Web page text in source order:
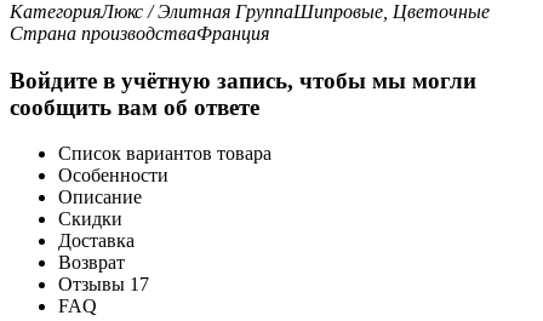
КатегорияЛюкс / Элитная ГруппаШипровые, Цветочные
Страна производстваФранция
Войдите в учётную запись, чтобы мы могли
сообщить вам об ответе
Список вариантов товара
Особенности
Описание
Скидки
Доставка
Возврат
Отзывы 17
FAQ